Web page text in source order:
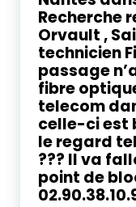
Recherche
Orvault ,
technicien
passage
fibre
telecom
celle-ci est
le regard
??? Il va
point de